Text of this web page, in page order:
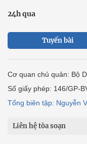
24h qua
Tuyến bài
Cơ quan chủ quản: Bộ
Số giấy phép: 146/GP-
Tổng biên tập: Nguyễn
Liên hệ tòa soạn